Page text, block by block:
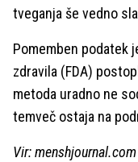
tveganja še vedno
Pomemben podatek
zdravila (FDA)
metoda uradno ne
temveč ostaja na
Vir: menshjournal.com